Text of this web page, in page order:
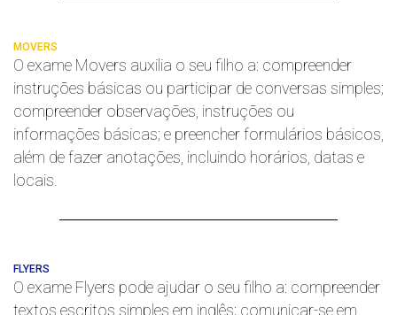
MOVERS
O exame Movers auxilia o seu filho a: compreender
instruções básicas ou participar de conversas simples;
compreender observações, instruções ou
informações básicas; e preencher formulários básicos,
além de fazer anotações, incluindo horários, datas e
locais.
FLYERS
O exame Flyers pode ajudar o seu filho a: compreender
textos escritos simples em inglês; comunicar-se em